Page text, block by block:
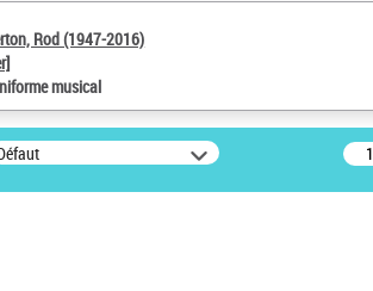
Rod (1947-2016)
musical